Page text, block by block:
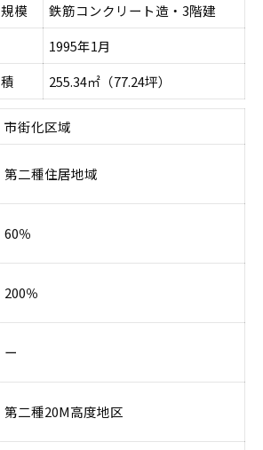
模
鉄筋コンクリート造・3階建
1995年1月
255.34㎡（77.24坪）
市街化区域
第二種住居地域
60％
200％
ー
第二種20M高度地区